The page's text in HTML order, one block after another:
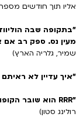
אליו תוך חודשים
מעין נס. ספק רב אם
שמיר, גלריה הארץ)
"איך עדיין לא
"RRR הוא שובר הקופות הכי טוב - והכי מהפכני של 2022"
רולינג סטון)